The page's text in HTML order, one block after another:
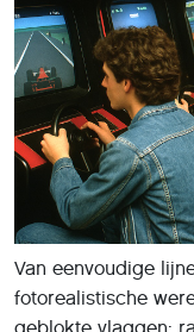
Van eenvoudige
fotorealistische